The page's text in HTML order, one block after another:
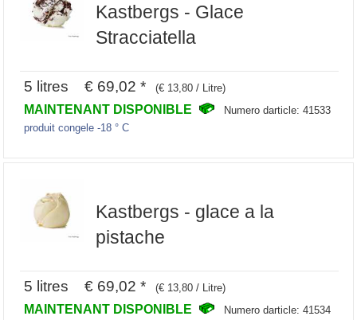
Kastbergs - Glace
Stracciatella
5 litres € 69,02 * (€ 13,80 / Litre)
MAINTENANT DISPONIBLE
Numero darticle: 41533
produit congele -18 ° C
Kastbergs - glace a la
pistache
5 litres € 69,02 * (€ 13,80 / Litre)
MAINTENANT DISPONIBLE
Numero darticle: 41534